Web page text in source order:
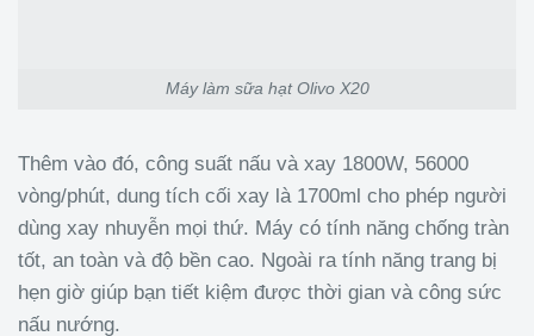
Máy làm sữa hạt Olivo X20
Thêm vào đó, công suất nấu và xay 1800W, 56000
vòng/phút, dung tích cối xay là 1700ml cho phép người
dùng xay nhuyễn mọi thứ. Máy có tính năng chống tràn
tốt, an toàn và độ bền cao. Ngoài ra tính năng trang bị
hẹn giờ giúp bạn tiết kiệm được thời gian và công sức
nấu nướng.